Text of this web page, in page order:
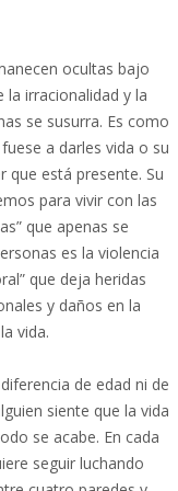
ocultas bajo
irracionalidad y la
se susurra. Es como
a darles vida o su
que está presente. Su
para vivir con las
que apenas se
es la violencia
que deja heridas
y daños en la
vida.
de edad ni de
siente que la vida
se acabe. En cada
seguir luchando